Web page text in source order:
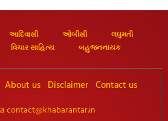
આદિવાસી ઓબીસી
લઘુમતી
વિચાર સાહિત્ય બહુજનનાયક
About us Disclaimer Contact us
contact@khabarantar.in